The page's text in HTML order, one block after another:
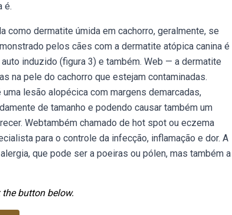
é.
como dermatite úmida em cachorro, geralmente, se
pelos cães com a dermatite atópica canina é
induzido (figura 3) e também. Web — a dermatite
na pele do cachorro que estejam contaminadas.
lesão alopécica com margens demarcadas,
de tamanho e podendo causar também um
Webtambém chamado de hot spot ou eczema
para o controle da infecção, inflamação e dor. A
que pode ser a poeiras ou pólen, mas também a
button below.